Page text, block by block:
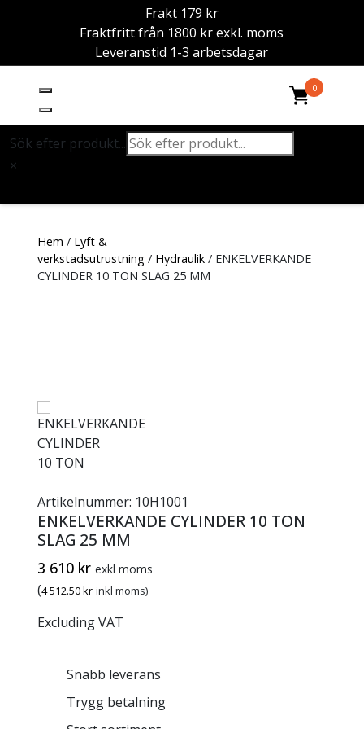
Frakt 179 kr
Fraktfritt från 1800 kr exkl. moms
Leveranstid 1-3 arbetsdagar
0
Sök efter produkt...
×
Hem / Lyft &
verkstadsutrustning/ Hydraulik/ ENKELVERKANDE
CYLINDER 10 TON SLAG 25 MM
Artikelnummer: 10H1001
ENKELVERKANDE CYLINDER 10 TON
SLAG 25 MM
3 610 kr exkl moms
(4 512.50kr inkl moms)
Excluding VAT
Snabb leverans
Trygg betalning